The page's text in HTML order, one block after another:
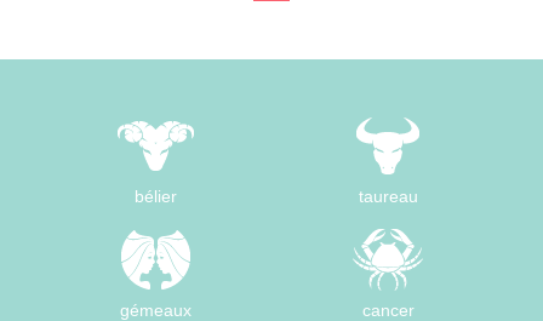
bélier taureau
gémeaux cancer